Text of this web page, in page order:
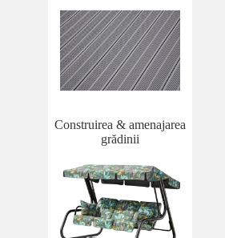
Construirea & amenajarea
grădinii